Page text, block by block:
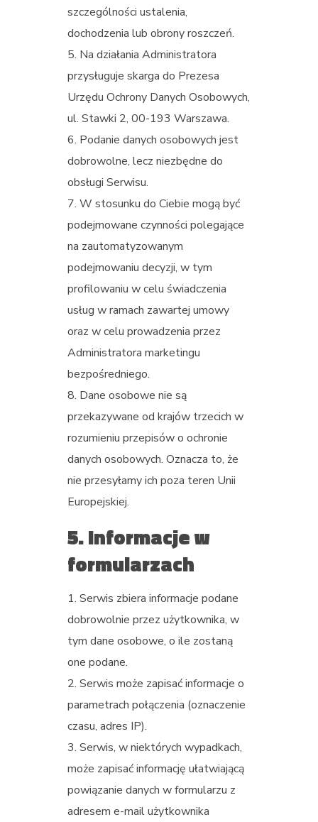
szczególności ustalenia,
dochodzenia lub obrony roszczeń.
Na działania Administratora
przysługuje skarga do Prezesa
Urzędu Ochrony Danych Osobowych,
ul. Stawki 2, 00-193 Warszawa.
Podanie danych osobowych jest
dobrowolne, lecz niezbędne do
obsługi Serwisu.
W stosunku do Ciebie mogą być
podejmowane czynności polegające
na zautomatyzowanym
podejmowaniu decyzji, w tym
profilowaniu w celu świadczenia
usług w ramach zawartej umowy
oraz w celu prowadzenia przez
Administratora marketingu
bezpośredniego.
Dane osobowe nie są
przekazywane od krajów trzecich w
rozumieniu przepisów o ochronie
danych osobowych. Oznacza to, że
nie przesyłamy ich poza teren Unii
Europejskiej.
5. Informacje w
formularzach
Serwis zbiera informacje podane
dobrowolnie przez użytkownika, w
tym dane osobowe, o ile zostaną
one podane.
Serwis może zapisać informacje o
parametrach połączenia (oznaczenie
czasu, adres IP).
Serwis, w niektórych wypadkach,
może zapisać informację ułatwiającą
powiązanie danych w formularzu z
adresem e-mail użytkownika